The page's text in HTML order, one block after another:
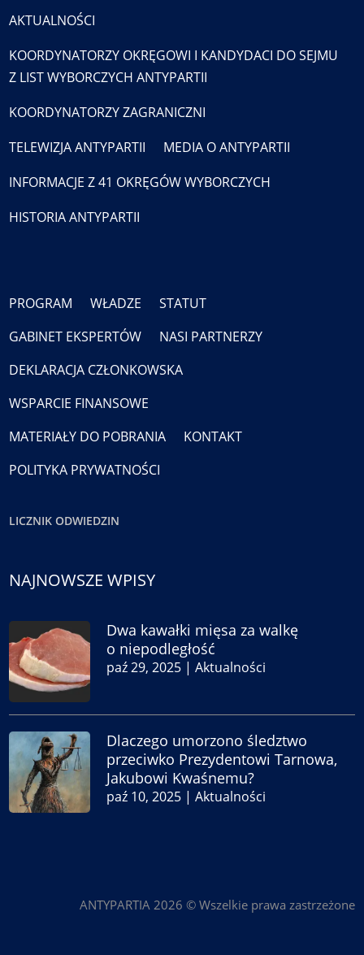
AKTUALNOŚCI
KOORDYNATORZY OKRĘGOWI I KANDYDACI DO SEJMU
Z LIST WYBORCZYCH ANTYPARTII
KOORDYNATORZY ZAGRANICZNI
TELEWIZJA ANTYPARTII
MEDIA O ANTYPARTII
INFORMACJE Z 41 OKRĘGÓW WYBORCZYCH
HISTORIA ANTYPARTII
PROGRAM WŁADZE
STATUT
GABINET EKSPERTÓW
NASI PARTNERZY
DEKLARACJA CZŁONKOWSKA
WSPARCIE FINANSOWE
MATERIAŁY DO POBRANIA
KONTAKT
POLITYKA PRYWATNOŚCI
LICZNIK ODWIEDZIN
NAJNOWSZE WPISY
Dwa kawałki mięsa za walkę
o niepodległość
paź 29, 2025 |Aktualności
Dlaczego umorzono śledztwo
przeciwko Prezydentowi Tarnowa,
Jakubowi Kwaśnemu?
paź 10, 2025 |Aktualności
ANTYPARTIA 2026 © Wszelkie prawa zastrzeżone